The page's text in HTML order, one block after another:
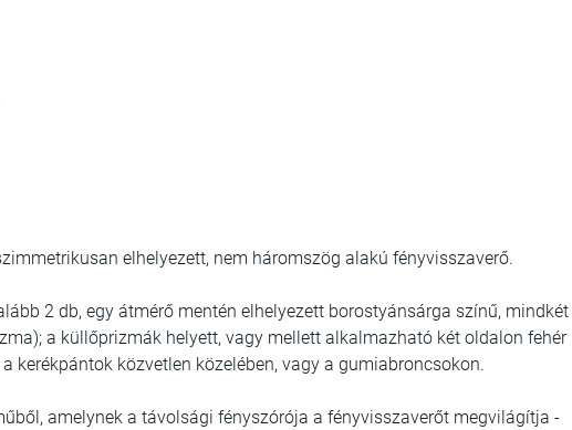
elhelyezett, nem háromszög alakú fényvisszaverő.
2 db, egy átmérő mentén elhelyezett borostyánsárga színű, mindkét
a küllőprizmák helyett, vagy mellett alkalmazható két oldalon fehér
kerékpántok közvetlen közelében, vagy a gumiabroncsokon.
amelynek a távolsági fényszórója a fényvisszaverőt megvilágítja -